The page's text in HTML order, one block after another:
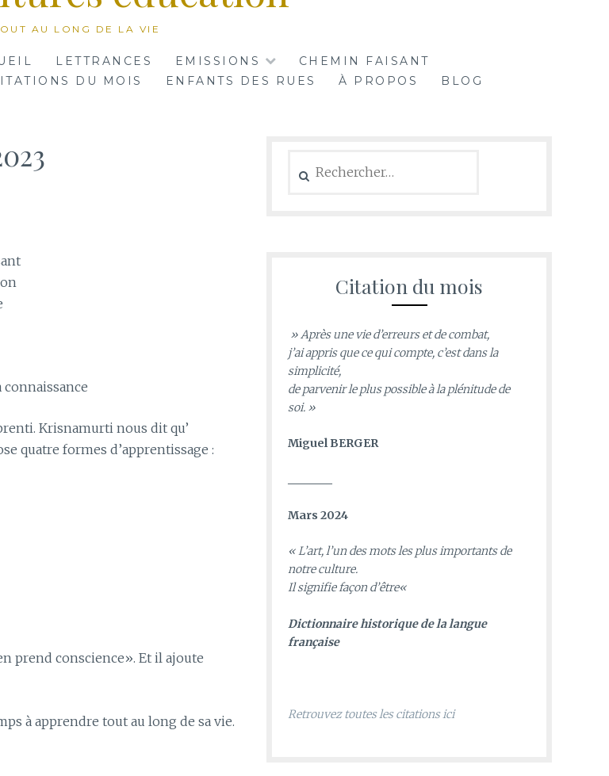
AU LONG DE LA VIE
LETTRANCES EMISSIONS
CHEMIN FAISANT
DU MOIS ENFANTS DES RUES À PROPOS BLOG
Krisnamurti nous dit qu’
quatre formes d’apprentissage :
prend conscience». Et il ajoute
à apprendre tout au long de sa vie.
Citation du mois
» Après une vie d’erreurs et de combat,
j’ai appris que ce qui compte, c’est dans la
simplicité,
de parvenir le plus possible à la plénitude de
soi. »
Miguel BERGER
Mars 2024
«L’art, l’un des mots les plus importants de
notre culture.
Il signifie façon d’être«
Dictionnaire historique de la langue
française
Retrouvez toutes les citations ici